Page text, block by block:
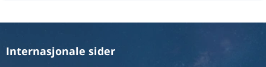
Internasjonale sider